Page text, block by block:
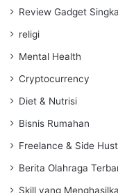
Review Gadget
religi
Mental Health
Cryptocurrency
Diet & Nutrisi
Bisnis Rumahan
Freelance & Side
Berita Olahraga
Skill yang